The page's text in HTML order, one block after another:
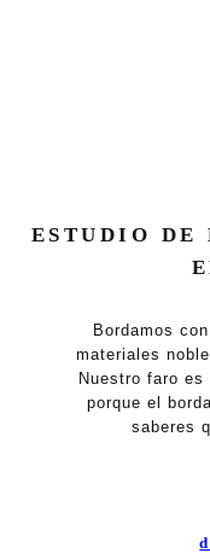
ESTUDIO DE
Bordamos
materiales
Nuestro faro
porque el
saberes